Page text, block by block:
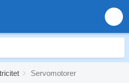
Servomotorer